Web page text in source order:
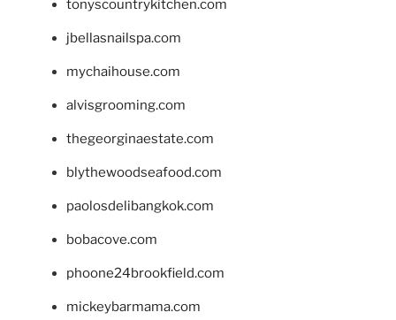
tonyscountrykitchen.com
jbellasnailspa.com
mychaihouse.com
alvisgrooming.com
thegeorginaestate.com
blythewoodseafood.com
paolosdelibangkok.com
bobacove.com
phoone24brookfield.com
mickeybarmama.com